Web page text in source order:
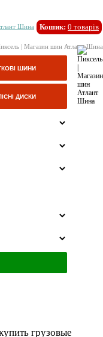
Кошик: 0 товарів
ШИНИ
ДИСКИ
грузовые